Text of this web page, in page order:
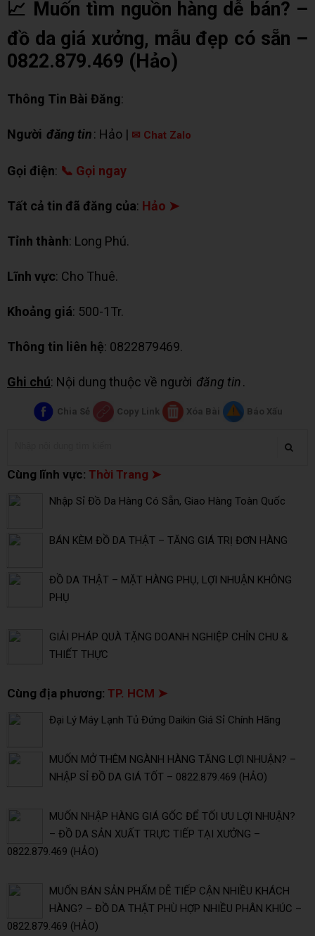
📈 Muốn tìm nguồn hàng dễ bán? –
đồ da giá xưởng, mẫu đẹp có sẵn –
0822.879.469 (Hảo)
Thông Tin Bài Đăng:
Người đăng tin: Hảo | ✉ Chat Zalo
Gọi điện: 📞 Gọi ngay
Tất cả tin đã đăng của: Hảo ➤
Tỉnh thành: Long Phú.
Lĩnh vực: Cho Thuê.
Khoảng giá: 500-1Tr.
Thông tin liên hệ: 0822879469.
Ghi chú: Nội dung thuộc về người đăng tin.
Chia Sẻ Copy Link Xóa Bài Báo Xấu
Cùng lĩnh vực: Thời Trang ➤
Nhập Sỉ Đồ Da Hàng Có Sẵn, Giao Hàng Toàn Quốc
BÁN KÈM ĐỒ DA THẬT – TĂNG GIÁ TRỊ ĐƠN HÀNG
ĐỒ DA THẬT – MẶT HÀNG PHỤ, LỢI NHUẬN KHÔNG
PHỤ
GIẢI PHÁP QUÀ TẶNG DOANH NGHIỆP CHỈN CHU &
THIẾT THỰC
Cùng địa phương: TP. HCM ➤
Đại Lý Máy Lạnh Tủ Đứng Daikin Giá Sỉ Chính Hãng
MUỐN MỞ THÊM NGÀNH HÀNG TĂNG LỢI NHUẬN? –
NHẬP SỈ ĐỒ DA GIÁ TỐT – 0822.879.469 (HẢO)
MUỐN NHẬP HÀNG GIÁ GỐC ĐỂ TỐI ƯU LỢI NHUẬN?
– ĐỒ DA SẢN XUẤT TRỰC TIẾP TẠI XƯỞNG –
0822.879.469 (HẢO)
MUỐN BÁN SẢN PHẨM DỄ TIẾP CẬN NHIỀU KHÁCH
HÀNG? – ĐỒ DA THẬT PHÙ HỢP NHIỀU PHÂN KHÚC –
0822.879.469 (HẢO)